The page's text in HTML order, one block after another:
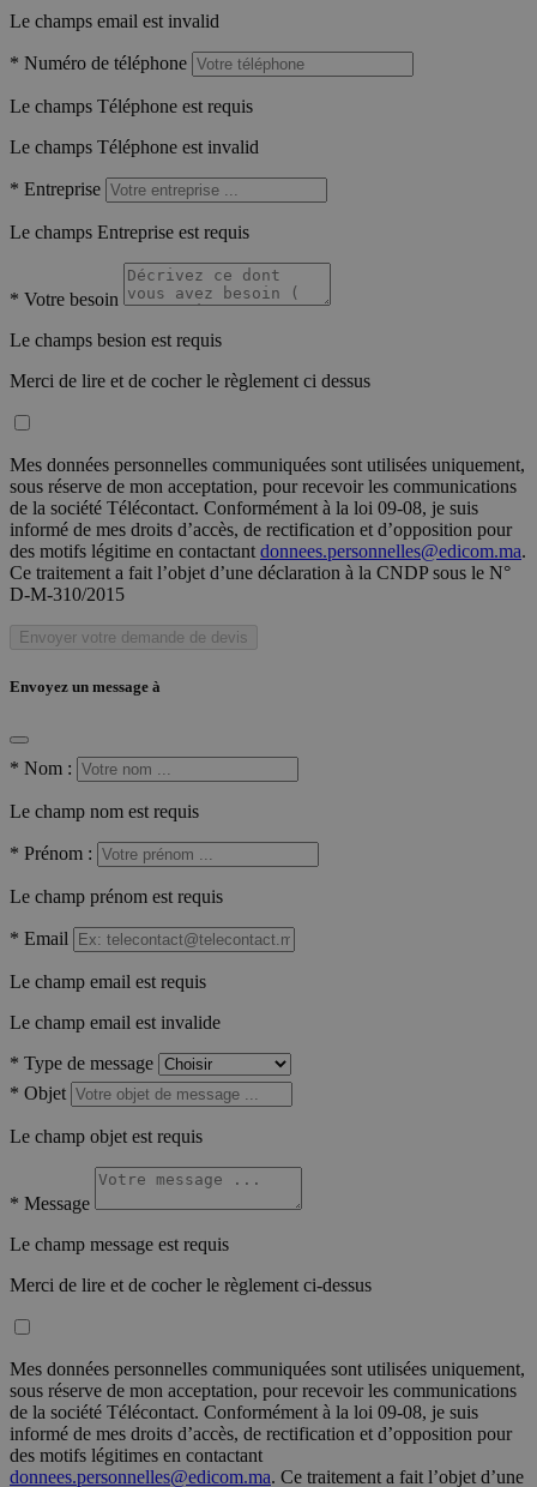
Le champs email est invalid
* Numéro de téléphone
Le champs Téléphone est requis
Le champs Téléphone est invalid
* Entreprise
Le champs Entreprise est requis
* Votre besoin
Le champs besion est requis
Merci de lire et de cocher le règlement ci dessus
Mes données personnelles communiquées sont utilisées uniquement,
sous réserve de mon acceptation, pour recevoir les communications
de la société Télécontact. Conformément à la loi 09-08, je suis
informé de mes droits d’accès, de rectification et d’opposition pour
des motifs légitime en contactant donnees.personnelles@edicom.ma.
Ce traitement a fait l’objet d’une déclaration à la CNDP sous le N°
D-M-310/2015
Envoyer votre demande de devis
Envoyez un message à
* Nom :
Le champ nom est requis
* Prénom :
Le champ prénom est requis
* Email
Le champ email est requis
Le champ email est invalide
* Type de message
* Objet
Le champ objet est requis
* Message
Le champ message est requis
Merci de lire et de cocher le règlement ci-dessus
Mes données personnelles communiquées sont utilisées uniquement,
sous réserve de mon acceptation, pour recevoir les communications
de la société Télécontact. Conformément à la loi 09-08, je suis
informé de mes droits d’accès, de rectification et d’opposition pour
des motifs légitimes en contactant
donnees.personnelles@edicom.ma. Ce traitement a fait l’objet d’une